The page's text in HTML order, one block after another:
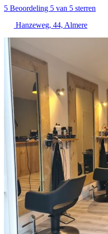
5 Beoordeling 5 van 5 sterren
Hanzeweg, 44, Almere